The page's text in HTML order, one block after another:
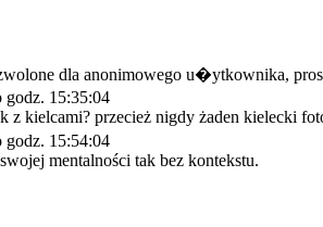
dla anonimowego u�ytkownika,
godz. 15:35:04
z kielcami? przecież nigdy żaden kielecki
godz. 15:54:04
mentalności tak bez kontekstu.